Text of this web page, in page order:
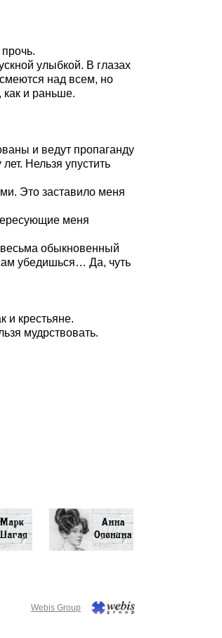
улыбкой. В глазах
над всем, но
и раньше.
и ведут пропаганду
Нельзя упустить
Это заставило меня
меня
обыкновенный
убедишься… Да, чуть
и крестьяне.
мудрствовать.
Webis Group